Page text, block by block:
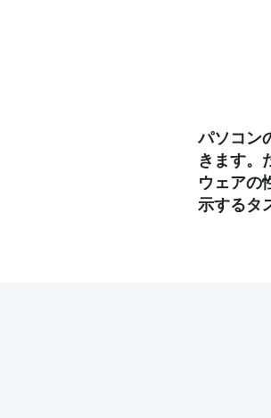
パソコン
きます。
ウェアの
示するタ